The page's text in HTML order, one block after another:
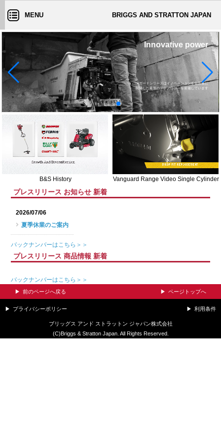
MENU BRIGGS AND STRATTON JAPAN
Innovative power
バンガードシリーズはイノベーションを合言葉に
B&S History Vanguard Range Video Single Cylinder
プレスリリース お知らせ 新着
2026/07/06
夏季休業のご案内
バックナンバーはこちら＞＞
プレスリリース 商品情報 新着
バックナンバーはこちら＞＞
前のページへ戻る ページトップへ
プライバシーポリシー 利用条件
ブリッグス アンド ストラットン ジャパン株式会社
(C)Briggs & Stratton Japan. All Rights Reserved.